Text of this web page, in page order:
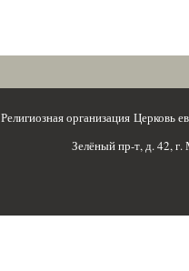
Религиозная организация
Зелёный пр-т, д. 42,